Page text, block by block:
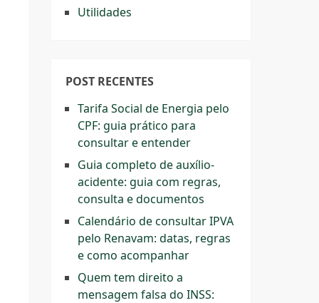
Utilidades
POST RECENTES
Tarifa Social de Energia pelo
CPF: guia prático para
consultar e entender
Guia completo de auxílio-
acidente: guia com regras,
consulta e documentos
Calendário de consultar IPVA
pelo Renavam: datas, regras
e como acompanhar
Quem tem direito a
mensagem falsa do INSS: